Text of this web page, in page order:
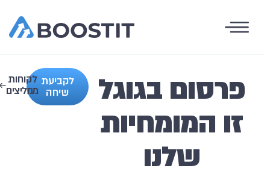
פרסום בגוגל
זו המומחיות
שלנו
לקביעת
שיחה
לקוחות
ממליצים